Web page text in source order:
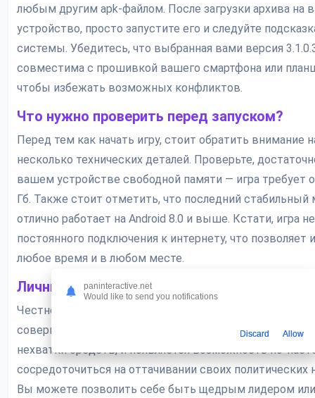
любым другим apk-файлом. После загрузки архива на
устройство, просто запустите его и следуйте
системы. Убедитесь, что выбранная вами версия
совместима с прошивкой вашего смартфона или
чтобы избежать возможных конфликтов.
Что нужно проверить перед запуском?
Перед тем как начать игру, стоит обратить внимание
несколько технических деталей. Проверьте,
вашем устройстве свободной памяти — игра требует
Гб. Также стоит отметить, что последний стабильный
отлично работает на Android 8.0 и выше. Кстати, игра
постоянного подключения к интернету, что позволяет
любое время и в любом месте.
Личный опыт и впечатления
Честно говоря, играть в Suzerain с активным модом —
совершенно иной опыт. Исчезает постоянный стресс
нехватки средств, и появляется возможность по-
сосредоточиться на оттачивании своих политических
Вы можете позволить себе быть щедрым лидером
paninteractive.net
Would like to send you notifications
Discard Allow